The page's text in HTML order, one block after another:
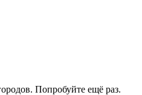
Попробуйте ещё раз.